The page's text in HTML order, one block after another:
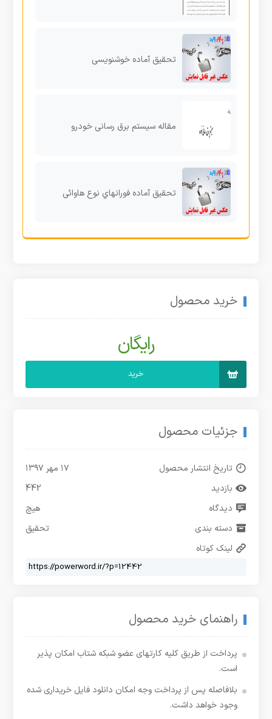
تحقیق آماده خوشنویسی
مقاله سیستم برق رسانی خودرو
تحقیق آماده فورانهاي نوع هاوائی
خرید محصول
رایگان
خرید
جزئیات محصول
تاریخ انتشار محصول
۱۷ مهر ۱۳۹۷
بازدید
442
دیدگاه
هیچ
دسته بندی
تحقیق
لینک کوتاه
راهنمای خرید محصول
پرداخت از طریق کلیه کارتهای عضو شبکه شتاب امکان پذیر
است.
بلافاصله پس از پرداخت وجه امکان دانلود فایل خریداری شده
وجود خواهد داشت.